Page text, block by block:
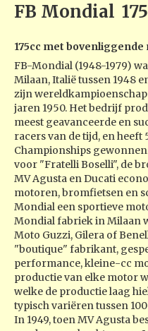
FB Mondial
175cc met
FB-Mondial (1948-1979)
Milaan, Italië tussen 1948
zijn
jaren 1950. Het bedrijf
meest geavanceerde en
racers van de tijd, en heeft
Championships
voor "Fratelli Boselli", de
MV Agusta en Ducati
motoren, bromfietsen en
Mondial een sportieve
Mondial fabriek in Milaan
Moto Guzzi, Gilera of
"boutique" fabrikant,
performance, kleine-cc
productie van elke motor
welke de productie laag
typisch variëren tussen
In 1949, toen MV Agusta